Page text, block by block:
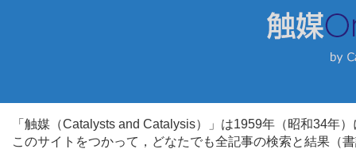
「触媒（Catalysts and Catalysis）」は1959年（昭和34年
このサイトをつかって，どなたでも全記事の検索と結果（